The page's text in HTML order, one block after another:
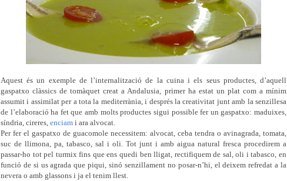
Aquest és un exemple de l’internalització de la cuina i els seus productes, d’aquell
gaspatxo clàssics de tomàquet creat a Andalusia, primer ha estat un plat com a mínim
assumit i assimilat per a tota la mediterrània, i després la creativitat junt amb la senzillesa
de l’elaboració ha fet que amb molts productes sigui possible fer un gaspatxo: maduixes,
síndria, cireres, enciam i ara alvocat.
Per fer el gaspatxo de guacomole necessitem: alvocat, ceba tendra o avinagrada, tomata,
suc de llimona, pa, tabasco, sal i oli. Tot junt i amb aigua natural fresca procedirem a
passar-ho tot pel turmix fins que ens quedi ben lligat, rectifiquem de sal, oli i tabasco, en
funció de si us agrada que piqui, sinó senzillament no posar-n’hi, el deixem refredat a la
nevera o amb glassons i ja el tenim llest.